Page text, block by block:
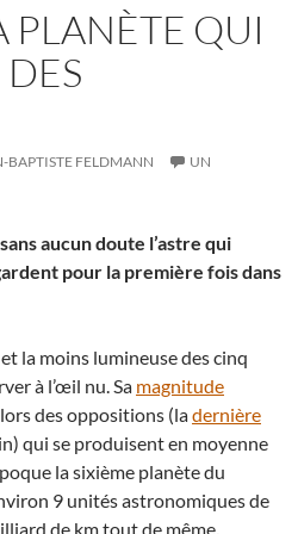
PLANÈTE QUI
BAPTISTE FELDMANN
UN
aucun doute l’astre qui
pour la première fois dans
la moins lumineuse des cinq
à l’œil nu. Sa magnitude
des oppositions (ladernière
qui se produisent en moyenne
la sixième planète du
9 unités astronomiques de
de km tout de même.